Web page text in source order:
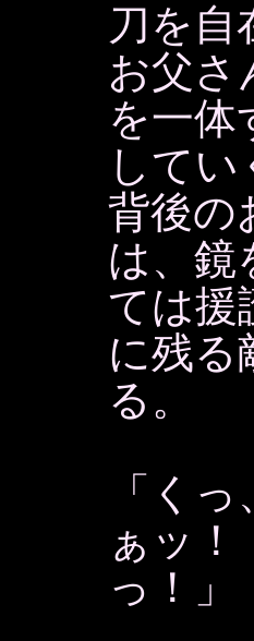
刀を自
お父さ
を一体
してい
背後の
は、鏡
ては援
に残る
る。
「く
ぁッ
っ！」